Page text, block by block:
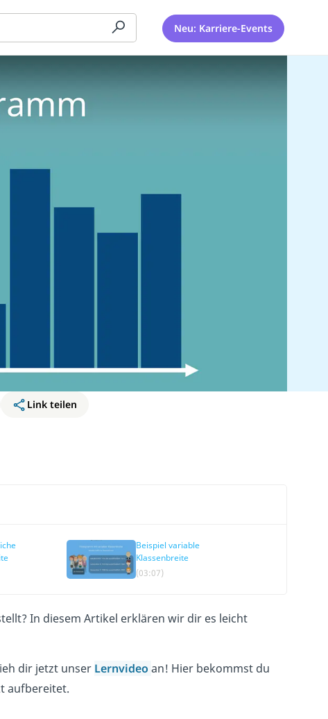
Neu: Karriere-Events
Link teilen
Beispiel variable
Klassenbreite
(03:07)
In diesem Artikel erklären wir dir es leicht
dir jetzt unser Lernvideo an! Hier bekommst du
aufbereitet.